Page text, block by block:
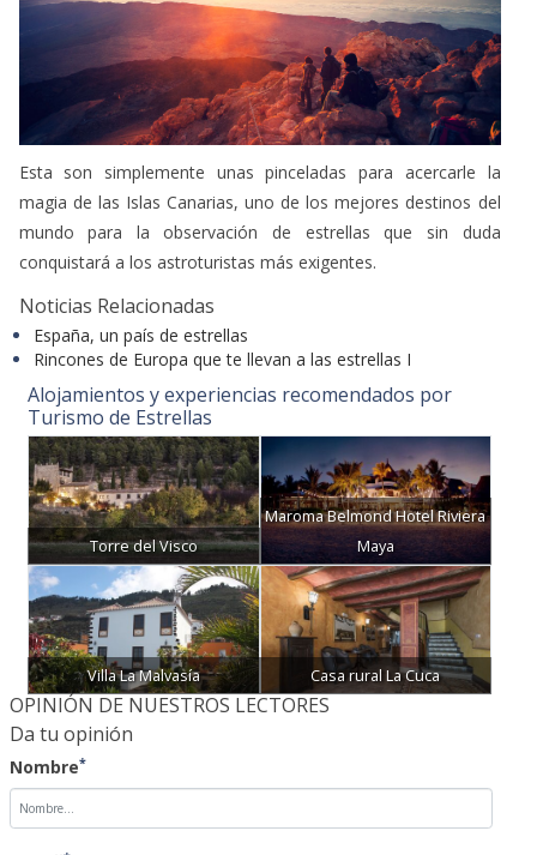
Esta son simplemente unas pinceladas para acercarle la
mundo para la observación de estrellas que sin duda
conquistará a los astroturistas más exigentes.
Noticias Relacionadas
Rincones de Europa que te llevan a las estrellas I
Alojamientos y experiencias recomendados por
Turismo de Estrellas
Torre del Visco
Maroma Belmond Hotel Riviera
Maya
Villa La Malvasía Casa rural La Cuca
OPINIÓN DE NUESTROS LECTORES
Da tu opinión
Nombre *
E-mail*